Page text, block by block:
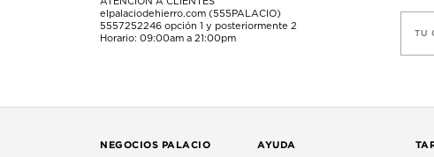
elpalaciodehierro.com (555PALACIO)
5557252246 opción 1 y posteriormente 2
Horario: 09:00am a 21:00pm
TU
NEGOCIOS PALACIO AYUDA